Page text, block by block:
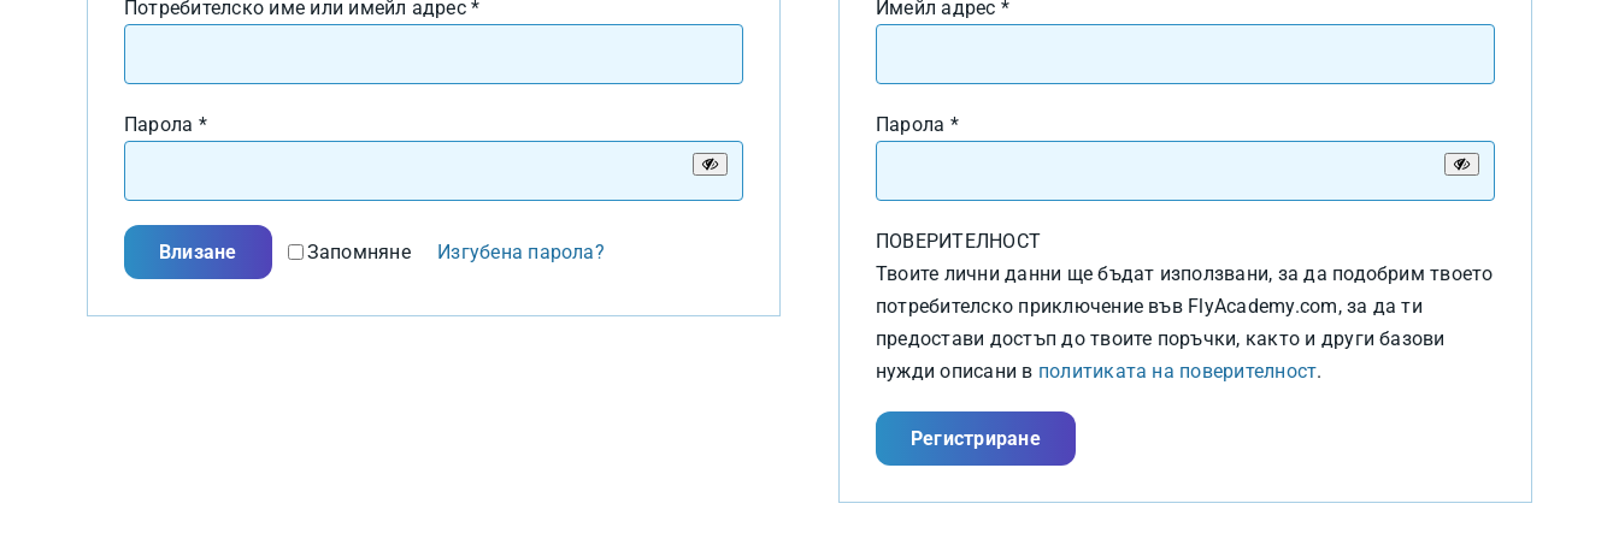
Потребителско име или имейл адрес*Задължително
Парола *Задължително
Запомняне
Влизане Изгубена парола?
Имейл адрес *Задължително
Парола *Задължително
ПОВЕРИТЕЛНОСТ
Твоите лични данни ще бъдат използвани, за да подобрим твоето
потребителско приключение във FlyAcademy.com, за да ти
предостави достъп до твоите поръчки, както и други базови
нужди описани в политиката на поверителност.
Регистриране